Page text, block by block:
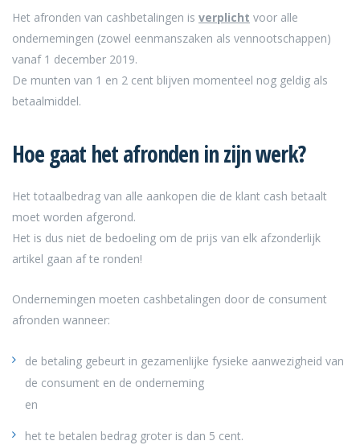
Het afronden van cashbetalingen is verplicht voor alle
ondernemingen (zowel eenmanszaken als vennootschappen)
vanaf 1 december 2019.
De munten van 1 en 2 cent blijven momenteel nog geldig als
betaalmiddel.
Hoe gaat het afronden in zijn werk?
Het totaalbedrag van alle aankopen die de klant cash betaalt
moet worden afgerond.
Het is dus niet de bedoeling om de prijs van elk afzonderlijk
artikel gaan af te ronden!
Ondernemingen moeten cashbetalingen door de consument
afronden wanneer:
de betaling gebeurt in gezamenlijke fysieke aanwezigheid van
de consument en de onderneming
en
het te betalen bedrag groter is dan 5 cent.